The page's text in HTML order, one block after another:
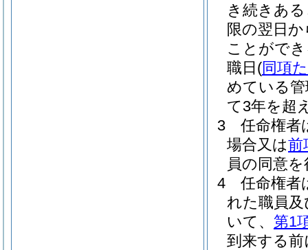
き続きあ
限の翌日
ことがで
職日 (同項
めている
て3年を超
3
任命権者
場合又は前
員の同意
4
任命権者
れた職員及
いて、 第1
到来する前